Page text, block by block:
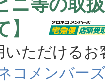
ニ等の取
】
ただけるお
コメンバーズ